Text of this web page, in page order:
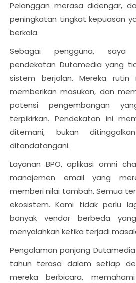
Pelanggan merasa didengar,
peningkatan tingkat kepuasan
berkala.
Sebagai pengguna, saya
pendekatan Dutamedia yang
sistem berjalan. Mereka rutin
memberikan masukan, dan
potensi pengembangan
terpikirkan. Pendekatan ini
ditemani, bukan
ditandatangani.
Layanan BPO, aplikasi omni
manajemen email yang
memberi nilai tambah. Semua
ekosistem. Kami tidak perlu
banyak vendor berbeda
menyalahkan ketika terjadi
Pengalaman panjang
tahun terasa dalam setiap
mereka berbicara,